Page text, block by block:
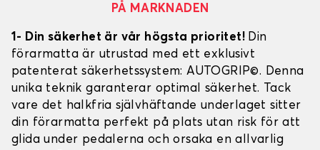
PÅ MARKNADEN
1- Din säkerhet är vår högsta prioritet! Din
förarmatta är utrustad med ett exklusivt
patenterat säkerhetssystem: AUTOGRIP©. Denna
unika teknik garanterar optimal säkerhet. Tack
vare det halkfria självhäftande underlaget sitter
din förarmatta perfekt på plats utan risk för att
glida under pedalerna och orsaka en allvarlig